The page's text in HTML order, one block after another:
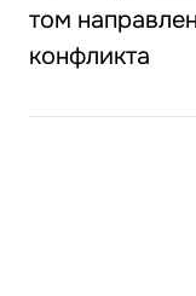
том
конфликта